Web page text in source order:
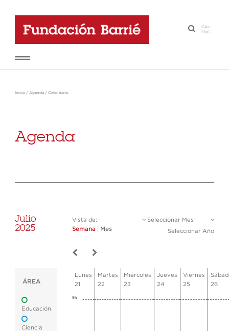
·
GAL-
ENG
Inicio / Agenda / Calendario
Agenda
Julio
2025
Vista de:
Semana
Mes
Seleccionar Mes
Seleccionar Año
ÁREA
Educación
Ciencia
Lunes
21
Martes
22
Miércoles
23
Jueves
24
Viernes
25
26
9h